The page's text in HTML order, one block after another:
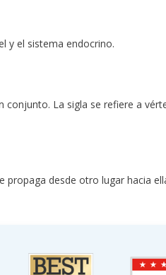
y el sistema endocrino.
conjunto. La sigla se refiere a
propaga desde otro lugar hacia